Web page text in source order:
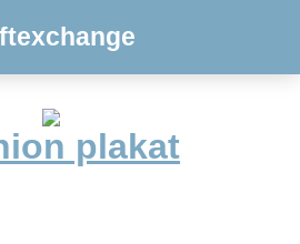
plakat